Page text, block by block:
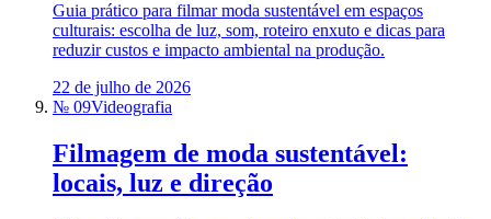
Guia prático para filmar moda sustentável em espaços
culturais: escolha de luz, som, roteiro enxuto e dicas para
reduzir custos e impacto ambiental na produção.
22 de julho de 2026
№ 09Videografia
Filmagem de moda sustentável:
locais, luz e direção